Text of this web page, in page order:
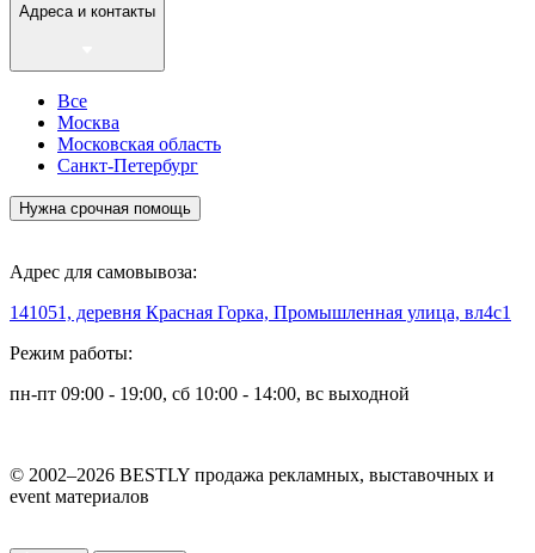
Адреса и контакты
Все
Москва
Московская область
Санкт-Петербург
Нужна срочная помощь
Адрес для самовывоза:
141051, деревня Красная Горка, Промышленная улица, вл4с1
Режим работы:
пн-пт 09:00 - 19:00, сб 10:00 - 14:00, вс выходной
© 2002–2026 BESTLY продажа рекламных, выставочных и
event материалов